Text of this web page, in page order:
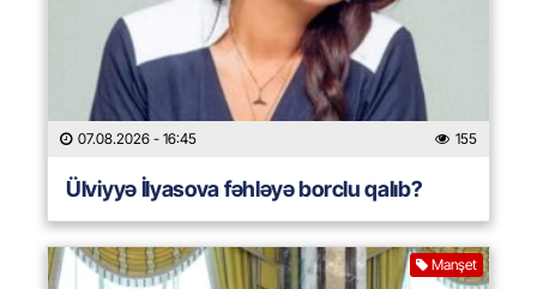
07.08.2026 - 16:45 155
Ülviyyə İlyasova fəhləyə borclu qalıb?
Manşet